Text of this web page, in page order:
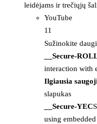
leidėjams ir trečiųjų
YouTube
11
Sužinokite
__Secure-
interaction with
Ilgiausia
slapukas
__Secure-YEC
using